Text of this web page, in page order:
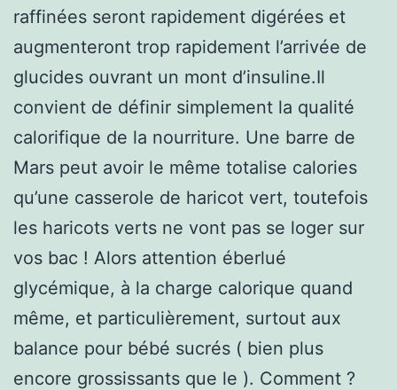
raffinées seront rapidement digérées et
augmenteront trop rapidement l’arrivée de
glucides ouvrant un mont d’insuline.Il
convient de définir simplement la qualité
calorifique de la nourriture. Une barre de
Mars peut avoir le même totalise calories
qu’une casserole de haricot vert, toutefois
les haricots verts ne vont pas se loger sur
vos bac ! Alors attention éberlué
glycémique, à la charge calorique quand
même, et particulièrement, surtout aux
balance pour bébé sucrés ( bien plus
encore grossissants que le ). Comment ?